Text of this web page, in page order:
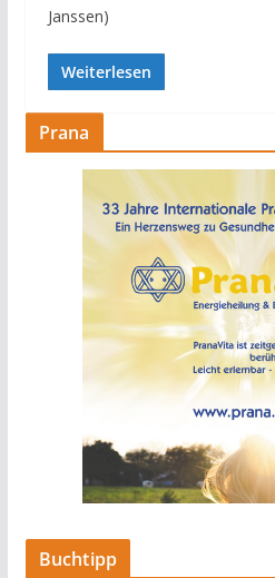
Janssen)
Weiterlesen
Prana
Buchtipp